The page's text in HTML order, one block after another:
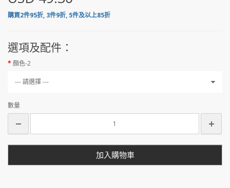
購買2件95折, 3件9折, 5件及以上85折
選項及配件：
顏色-2
--- 請選擇 ---
數量
加入購物車